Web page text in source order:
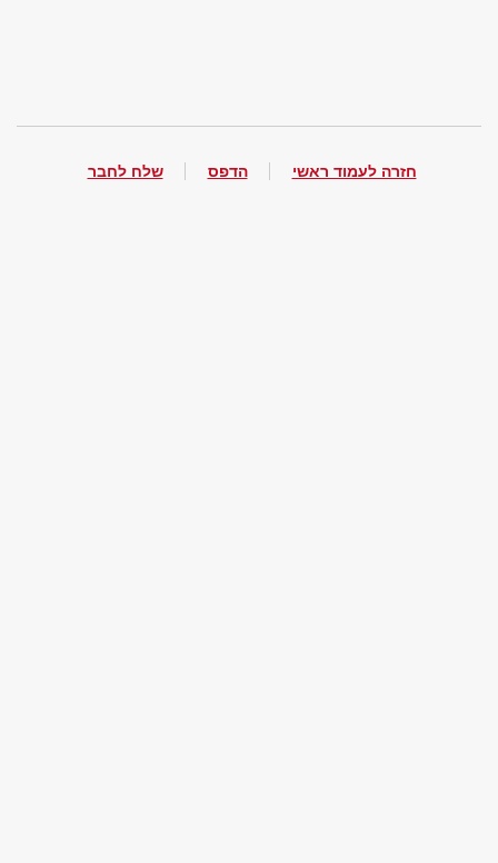
חזרה לעמוד ראשי הדפס שלח לחבר